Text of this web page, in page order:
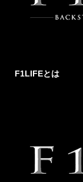
F1LIFEとは